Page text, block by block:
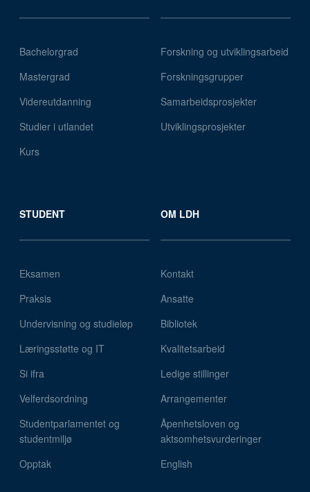
Bachelorgrad
Mastergrad
Videreutdanning
Studier i utlandet
Kurs
Forskning og utviklingsarbeid
Forskningsgrupper
Samarbeidsprosjekter
Utviklingsprosjekter
STUDENT
Eksamen
Praksis
Undervisning og studieløp
Læringsstøtte og IT
Si ifra
Velferdsordning
Studentparlamentet og
studentmiljø
Opptak
OM LDH
Kontakt
Ansatte
Bibliotek
Kvalitetsarbeid
Ledige stillinger
Arrangementer
Åpenhetsloven og
aktsomhetsvurderinger
English